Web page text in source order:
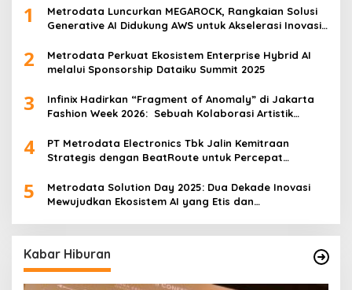
1
Metrodata Luncurkan MEGAROCK, Rangkaian Solusi
Generative AI Didukung AWS untuk Akselerasi Inovasi
2
Metrodata Perkuat Ekosistem Enterprise Hybrid AI
melalui Sponsorship Dataiku Summit 2025
3
Infinix Hadirkan “Fragment of Anomaly” di Jakarta
Fashion Week 2026: Sebuah Kolaborasi Artistik
Eksperimen Robotik ‘R.AT.S’ Lab
4
PT Metrodata Electronics Tbk Jalin Kemitraan
Strategis dengan BeatRoute untuk Percepat
5
Metrodata Solution Day 2025: Dua Dekade Inovasi
Mewujudkan Ekosistem AI yang Etis dan
Kabar Hiburan